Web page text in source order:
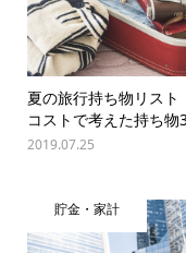
夏の旅行持ち物リス
コストで考えた持ち物
2019.07.25
貯金・家計